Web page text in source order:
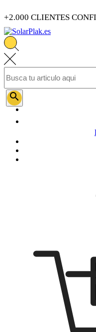
+2.000 CLIENTES
